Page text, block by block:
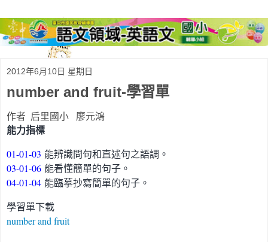
2012年6月10日 星期日
number and fruit-學習單
作者 后里國小 廖元鴻
能力指標
01-01-03 能辨識問句和直述句之語調。
03-01-06 能看懂簡單的句子。
04-01-04 能臨摹抄寫簡單的句子。
學習單下載
number and fruit